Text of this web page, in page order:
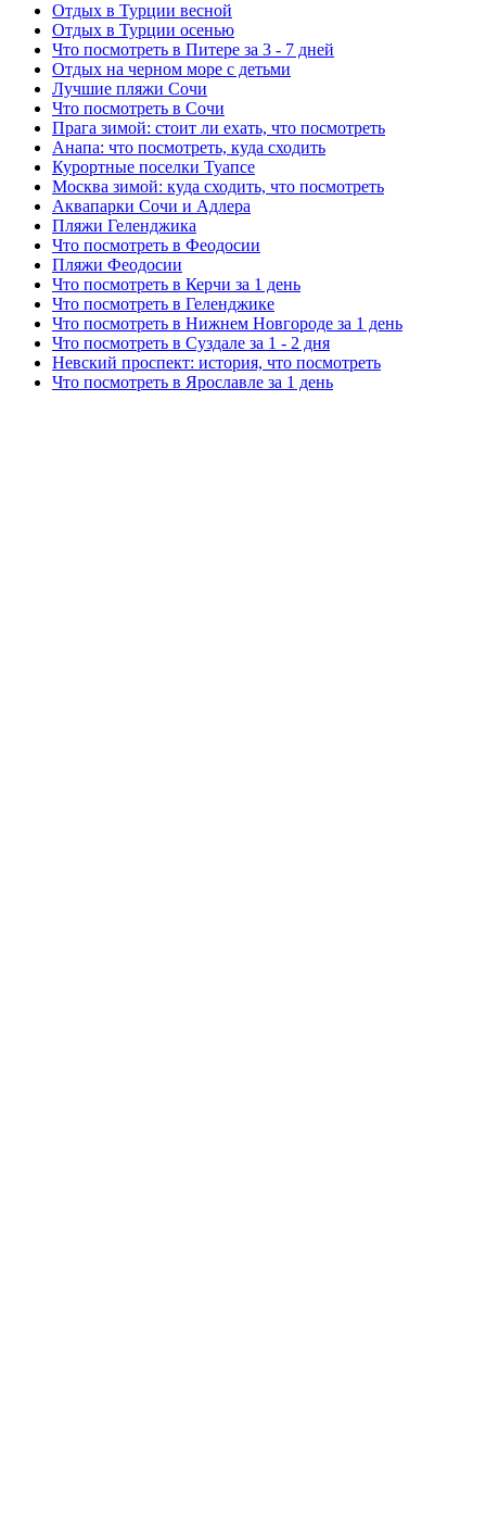
Отдых в Турции весной
Отдых в Турции осенью
Что посмотреть в Питере за 3 - 7 дней
Отдых на черном море с детьми
Лучшие пляжи Сочи
Что посмотреть в Сочи
Прага зимой: стоит ли ехать, что посмотреть
Анапа: что посмотреть, куда сходить
Курортные поселки Туапсе
Москва зимой: куда сходить, что посмотреть
Аквапарки Сочи и Адлера
Пляжи Геленджика
Что посмотреть в Феодосии
Пляжи Феодосии
Что посмотреть в Керчи за 1 день
Что посмотреть в Геленджике
Что посмотреть в Нижнем Новгороде за 1 день
Что посмотреть в Суздале за 1 - 2 дня
Невский проспект: история, что посмотреть
Что посмотреть в Ярославле за 1 день